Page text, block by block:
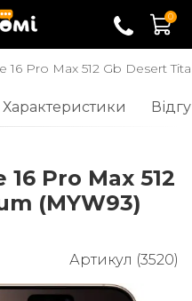
0
Pro Max 512 Gb Desert
Характеристики
Pro Max 512
(MYW93)
Артикул (3520)